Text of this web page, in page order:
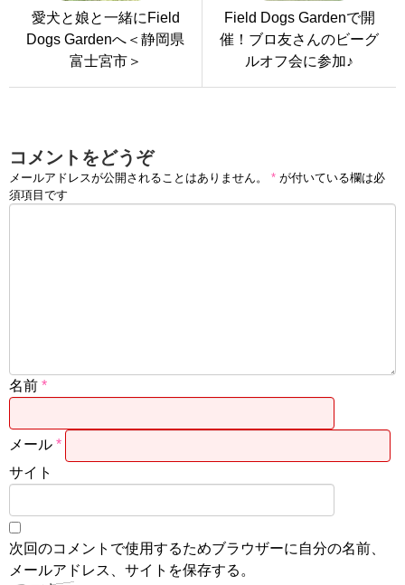
愛犬と娘と一緒にField
Dogs Gardenへ＜静岡県
富士宮市＞
Field Dogs Gardenで開
催！ブロ友さんのビーグ
ルオフ会に参加♪
コメントをどうぞ
メールアドレスが公開されることはありません。 * が付いている欄は必
須項目です
名前 *
メール *
サイト
次回のコメントで使用するためブラウザーに自分の名前、
メールアドレス、サイトを保存する。